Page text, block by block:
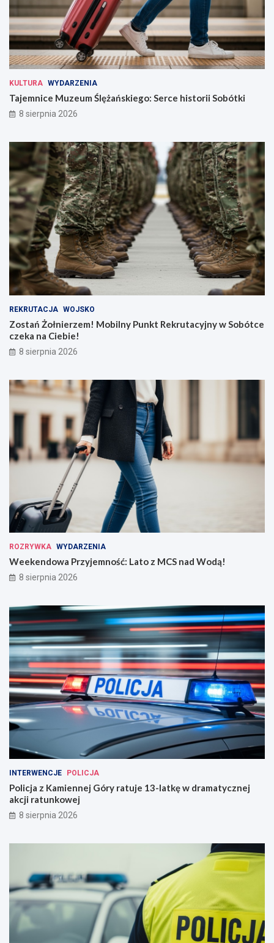
KULTURA WYDARZENIA
Tajemnice Muzeum Ślężańskiego: Serce historii Sobótki
8 sierpnia 2026
REKRUTACJA WOJSKO
Zostań Żołnierzem! Mobilny Punkt Rekrutacyjny w Sobótce
czeka na Ciebie!
8 sierpnia 2026
ROZRYWKA WYDARZENIA
Weekendowa Przyjemność: Lato z MCS nad Wodą!
8 sierpnia 2026
INTERWENCJE POLICJA
Policja z Kamiennej Góry ratuje 13-latkę w dramatycznej
akcji ratunkowej
8 sierpnia 2026